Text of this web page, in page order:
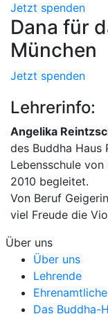
Jetzt spenden
Dana für
München
Jetzt spenden
Lehrerinfo:
Angelika
des Buddha
Lebensschule
2010 begleitet.
Von Beruf
viel Freude die
Über uns
Über uns
Lehrende
Das Buddha-